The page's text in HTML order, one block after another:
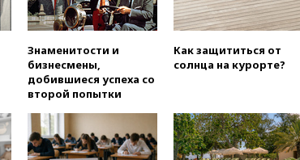
введены ограничения
вчера, 18:21Зюганов
«Яблока»
вчера, 18:15
Белгородскую область
вчера, 18:00Совет мира
выбрал подрядчика для
Знаменитости и
бизнесмены,
добившиеся успеха со
второй попытки
Как защититься от
солнца на курорте?